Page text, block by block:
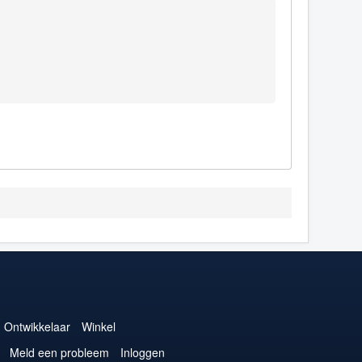
Ontwikkelaar
Winkel
Meld een probleem Inloggen